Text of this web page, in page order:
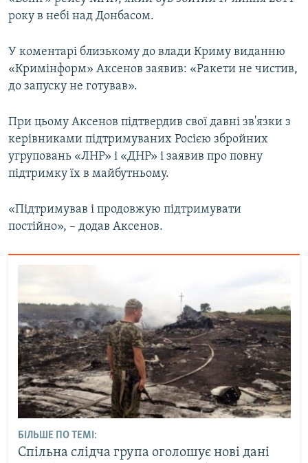
Усі сайти RFE/RL
року в небі над Донбасом.
У коментарі близькому до влади Криму виданню
«Кримінформ» Аксенов заявив: «Ракети не чистив,
до запуску не готував».
При цьому Аксенов підтвердив свої давні зв'язки з
керівниками підтримуваних Росією збройних
угруповань «ЛНР» і «ДНР» і заявив про повну
підтримку їх в майбутньому.
«Підтримував і продовжую підтримувати
постійно», – додав Аксенов.
БІЛЬШЕ ПО ТЕМІ:
Спільна слідча група оголошує нові дані